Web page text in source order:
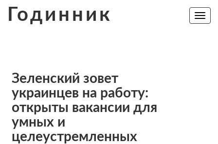
Годинник
Toggle
Зеленский зовет
украинцев на работу:
открыты вакансии для
умных и
целеустремленных